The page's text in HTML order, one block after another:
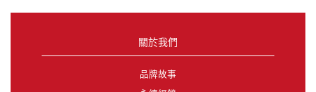
關於我們
品牌故事